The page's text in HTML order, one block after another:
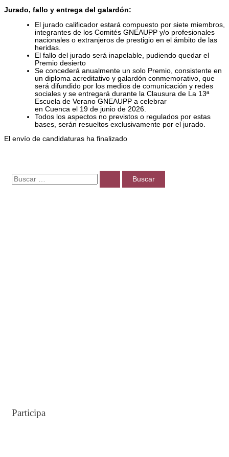
Jurado, fallo y entrega del galardón:
El jurado calificador estará compuesto por siete miembros,
integrantes de los Comités GNEAUPP y/o profesionales
nacionales o extranjeros de prestigio en el ámbito de las
heridas.
El fallo del jurado será inapelable, pudiendo quedar el
Premio desierto
Se concederá anualmente un solo Premio, consistente en
un diploma acreditativo y galardón conmemorativo, que
será difundido por los medios de comunicación y redes
sociales y se entregará durante la Clausura de La 13ª
Escuela de Verano GNEAUPP a celebrar
en Cuenca el 19 de junio de 2026.
Todos los aspectos no previstos o regulados por estas
bases, serán resueltos exclusivamente por el jurado.
El envío de candidaturas ha finalizado
B
Participa